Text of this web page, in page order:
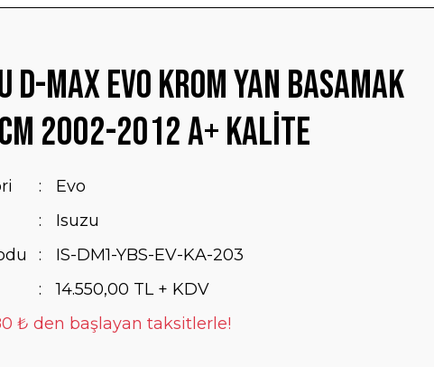
D-Max Evo Krom Yan Basamak
2002-2012 A+ Kalite
Evo
Isuzu
IS-DM1-YBS-EV-KA-203
14.550,00 TL + KDV
₺ den başlayan taksitlerle!